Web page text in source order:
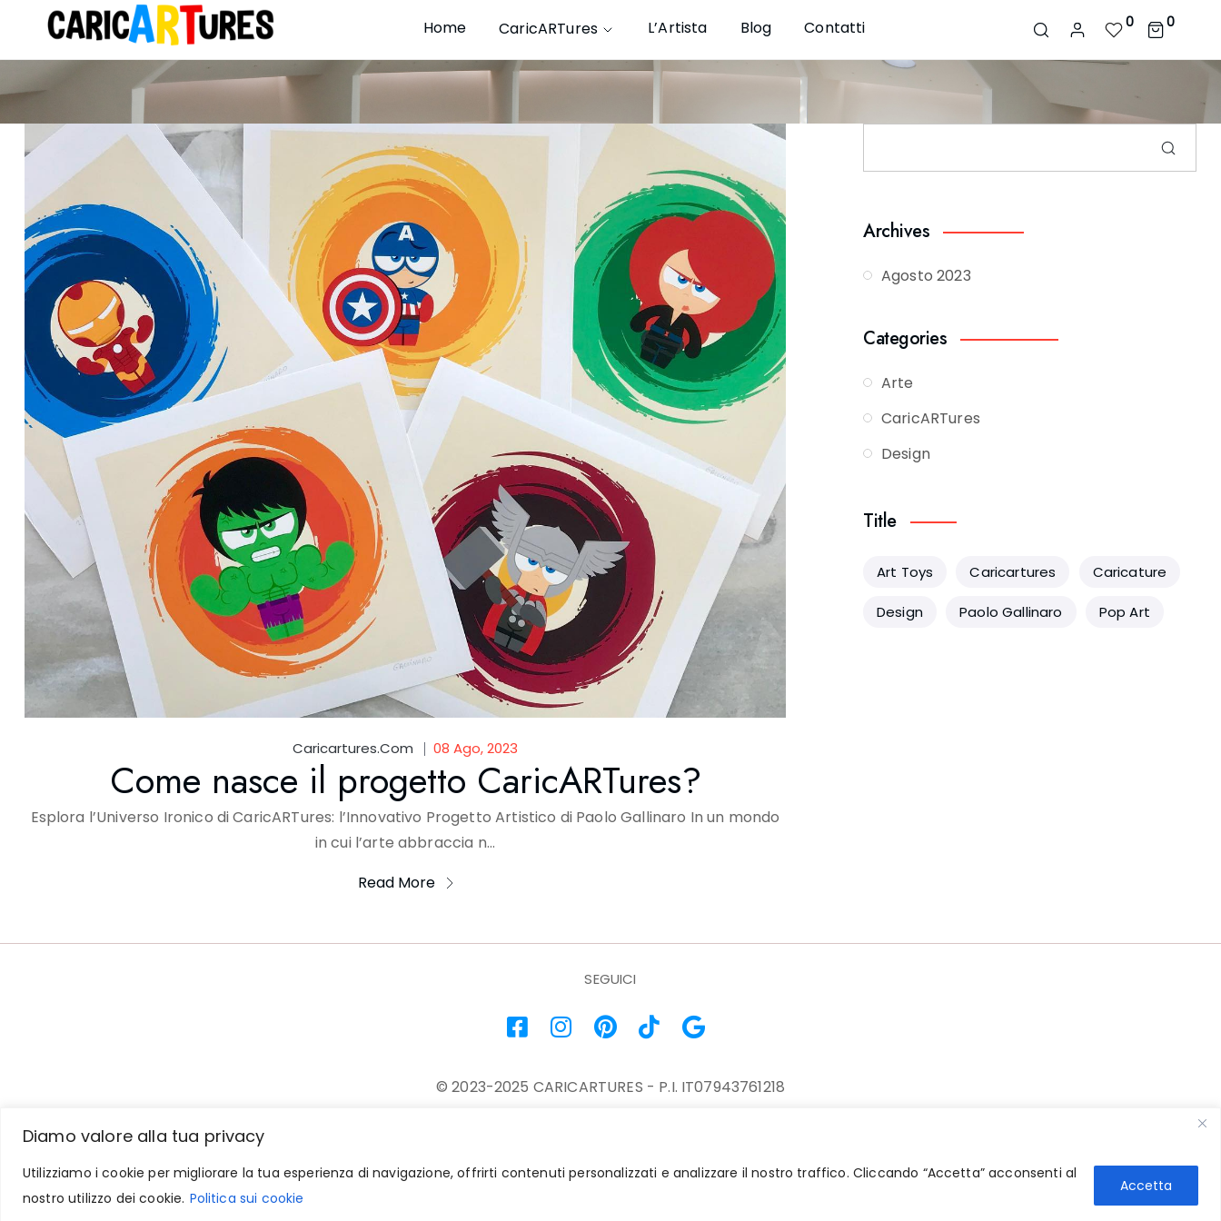
Diamo valore alla tua privacy
Utilizziamo i cookie per migliorare la tua esperienza di navigazione, offrirti contenuti personalizzati e analizzare il nostro traffico. Cliccando “Accetta” acconsenti al
nostro utilizzo dei cookie. Politica sui cookie
Accetta
Home CaricARTures L’Artista Blog Contatti 0 0
Caricartures.com 08 Ago, 2023
Come nasce il progetto CaricARTures?
Esplora l’Universo Ironico di CaricARTures: l’Innovativo Progetto Artistico di Paolo Gallinaro In un mondo
in cui l’arte abbraccia n...
Read More
Archives
Agosto 2023
Categories
Arte
CaricARTures
Design
Title
Art Toys Caricartures Caricature
Design Paolo Gallinaro Pop Art
SEGUICI
© 2023-2025 CARICARTURES - P.I. IT07943761218